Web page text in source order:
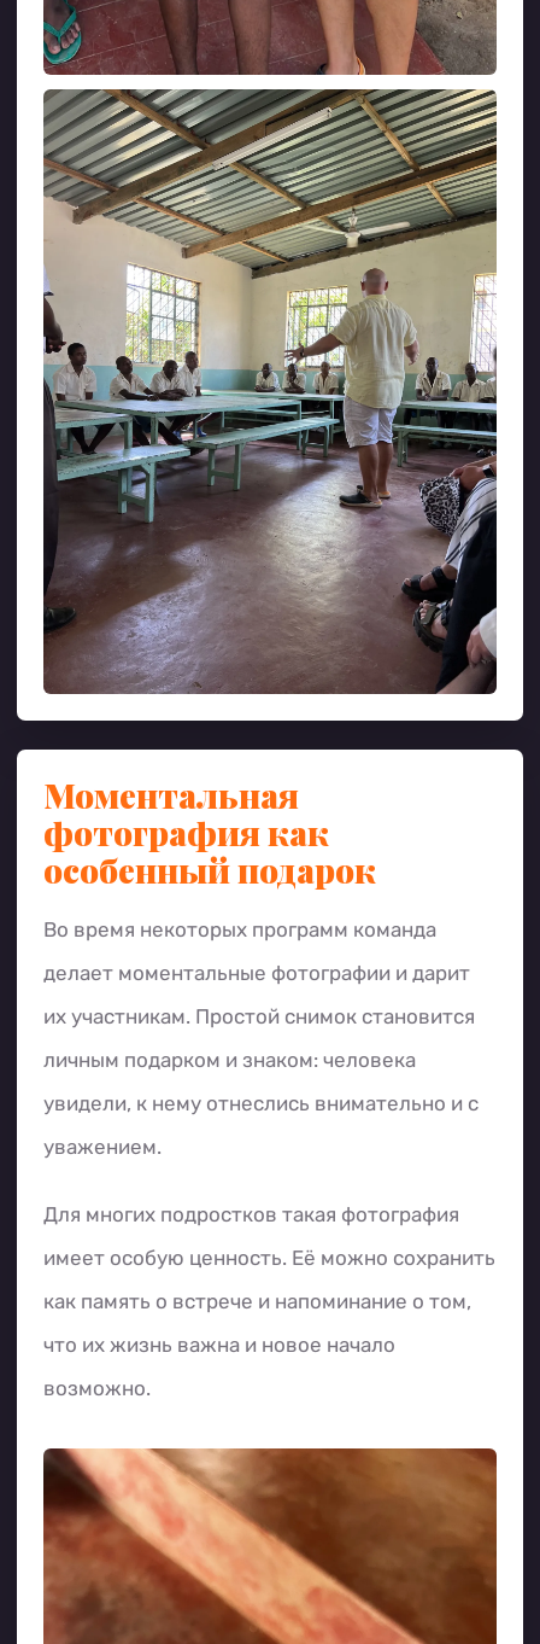
Моментальная
фотография как
особенный подарок
Во время некоторых программ команда
делает моментальные фотографии и дарит
их участникам. Простой снимок становится
личным подарком и знаком: человека
увидели, к нему отнеслись внимательно и с
уважением.
Для многих подростков такая фотография
имеет особую ценность. Её можно сохранить
как память о встрече и напоминание о том,
что их жизнь важна и новое начало
возможно.